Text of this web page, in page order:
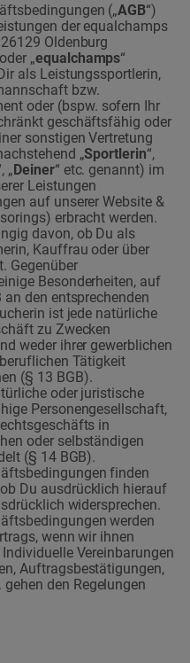
(„AGB“)
der equalchamps
Oldenburg
„equalchamps“
als Leistungssportlerin,
bzw.
oder (bspw. sofern Ihr
geschäftsfähig oder
sonstigen Vertretung
„Sportlerin“,
„Deiner“ etc. genannt) im
Leistungen
auf unserer Website &
erbracht werden.
davon, ob Du als
Kauffrau oder über
Gegenüber
Besonderheiten, auf
den entsprechenden
ist jede natürliche
zu Zwecken
weder ihrer gewerblichen
Tätigkeit
(§ 13 BGB).
oder juristische
Personengesellschaft,
in
oder selbständigen
(§ 14 BGB).
finden
Du ausdrücklich hierauf
widersprechen.
werden
wenn wir ihnen
Vereinbarungen
Auftragsbestätigungen,
den Regelungen